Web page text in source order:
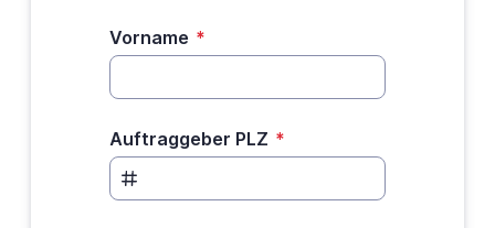
Vorname *
Auftraggeber PLZ *